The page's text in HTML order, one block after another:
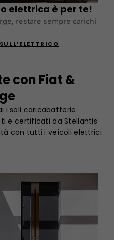
elettrica è per te!
restare sempre carichi
con Fiat &
i soli caricabatterie
e certificati da Stellantis
con tutti i veicoli elettrici